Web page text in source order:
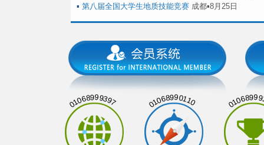
▪ 第八届全国大学生地质技能竞赛 成都▪8月25日
01068999397 01068990110